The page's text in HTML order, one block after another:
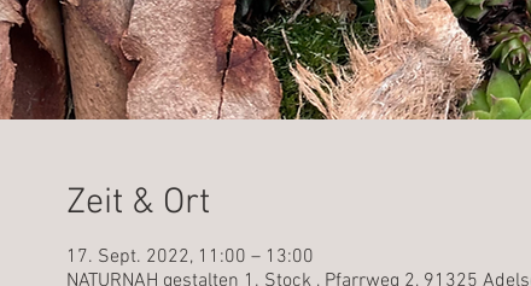
Zeit & Ort
17. Sept. 2022, 11:00 – 13:00
NATURNAH gestalten 1. Stock , Pfarrweg 2, 91325